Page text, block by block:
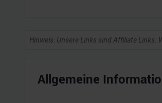
Hinweis: Unsere Links sind Affiliate Links.
Allgemeine